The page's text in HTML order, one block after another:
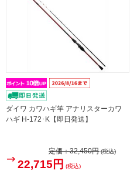
ダイワ カワハギ竿 アナリスターカワ
ハギ H-172･K【即日発送】
定価：32,450円(税込)
22,715円 (税込)